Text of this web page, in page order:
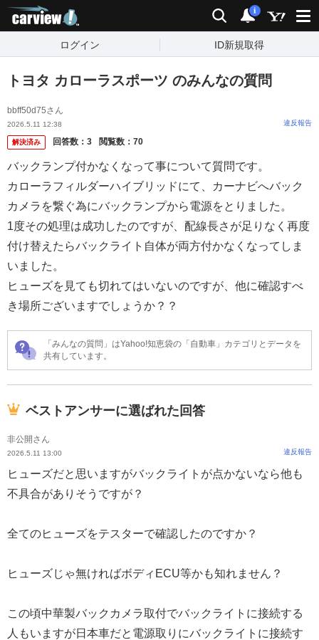
検索 通知
i
ログイン ID新規取得
トヨタ カローラスポーツ のみんなの質問
bbff50d75さん
2026.5.11 12:38 違反報告
解決済み 回答数： 3 閲覧数： 70
バックランプ付かなくなって事について質問です。
カローラフィルダーハイブリッドにて、カーナビへバック
カメラを繋ぐ為にバックランプから電源をとりました。
1度その処理は成功したのですが、配線長さが足りなく再度
付け替えたらバックライト自体が両方付かなくなってしま
いました。
ヒューズを見ても切れてはいないのですが、他に確認すべ
き場所ございますでしょうか？？
「みんなの質問」はYahoo!知恵袋の「自動車」カテゴリとデータを
共有しています。
ベストアンサーに選ばれた回答
非公開さん
2026.5.11 13:00 違反報告
ヒューズだと思いますがバックライトが点かないなら他も
不具合がありそうですが？
全てのヒューズをテスターで確認したのですか？
ヒューズじゃ無ければボディECU等かも知れません？
この頃中華製バックカメラ取付でバックライトに接続する
人もいますが日本車だと電源取りにバックライトに接続す